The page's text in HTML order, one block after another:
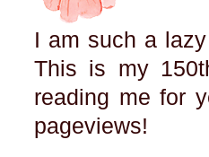
I am such a
This is my
reading me for
pageviews!